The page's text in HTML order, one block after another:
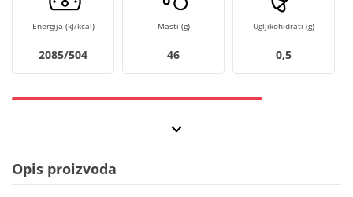
Energija (kJ/kcal)
2085/504
Masti (g)
46
Ugljikohidrati (g)
0,5
Opis proizvoda